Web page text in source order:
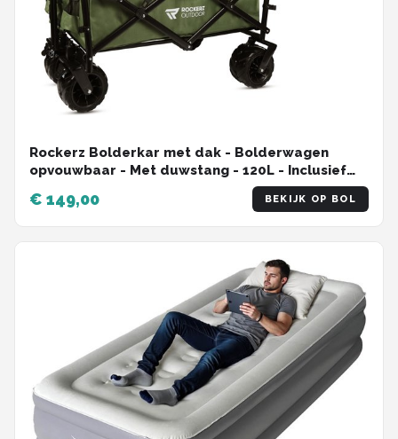
Rockerz Bolderkar met dak - Bolderwagen
opvouwbaar - Met duwstang - 120L - Inclusief
veiligheidsriemen - Handige opbergvakken -
Groen
€ 149,00 BEKIJK OP BOL